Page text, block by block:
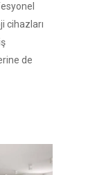
cihazları
de